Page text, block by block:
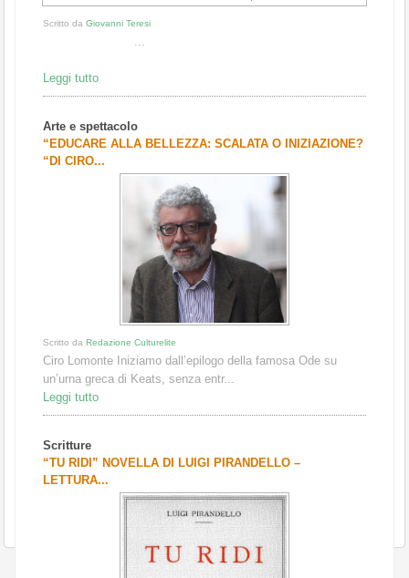
Scritto da Giovanni Teresi
...
Leggi tutto
Arte e spettacolo
“EDUCARE ALLA BELLEZZA: SCALATA O INIZIAZIONE?
“DI CIRO...
Scritto da Redazione Culturelite
Ciro Lomonte Iniziamo dall’epilogo della famosa Ode su
un’urna greca di Keats, senza entr...
Leggi tutto
Scritture
“TU RIDI” NOVELLA DI LUIGI PIRANDELLO –
LETTURA...